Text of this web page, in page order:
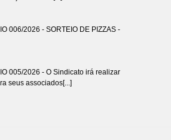
006/2026 - SORTEIO DE PIZZAS -
005/2026 - O Sindicato irá realizar
seus associados[...]